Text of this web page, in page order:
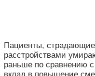
Пациенты,
расстройствами
раньше по сравнению